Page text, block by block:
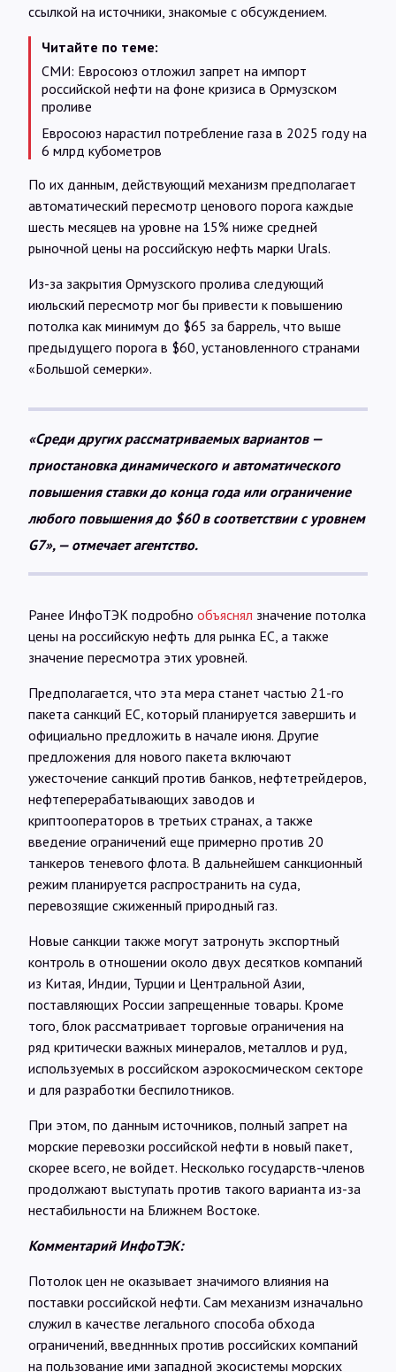
ссылкой на источники, знакомые с обсуждением.
Читайте по теме:
СМИ: Евросоюз отложил запрет на импорт
российской нефти на фоне кризиса в Ормузском
проливе
Евросоюз нарастил потребление газа в 2025 году на
6 млрд кубометров
По их данным, действующий механизм предполагает
автоматический пересмотр ценового порога каждые
шесть месяцев на уровне на 15% ниже средней
рыночной цены на российскую нефть марки Urals.
Из-за закрытия Ормузского пролива следующий
июльский пересмотр мог бы привести к повышению
потолка как минимум до $65 за баррель, что выше
предыдущего порога в $60, установленного странами
«Большой семерки».
«Среди других рассматриваемых вариантов —
приостановка динамического и автоматического
повышения ставки до конца года или ограничение
любого повышения до $60 в соответствии с уровнем
G7», — отмечает агентство.
Ранее ИнфоТЭК подробно объяснял значение потолка
цены на российскую нефть для рынка ЕС, а также
значение пересмотра этих уровней.
Предполагается, что эта мера станет частью 21-го
пакета санкций ЕС, который планируется завершить и
официально предложить в начале июня. Другие
предложения для нового пакета включают
ужесточение санкций против банков, нефтетрейдеров,
нефтеперерабатывающих заводов и
криптооператоров в третьих странах, а также
введение ограничений еще примерно против 20
танкеров теневого флота. В дальнейшем санкционный
режим планируется распространить на суда,
перевозящие сжиженный природный газ.
Новые санкции также могут затронуть экспортный
контроль в отношении около двух десятков компаний
из Китая, Индии, Турции и Центральной Азии,
поставляющих России запрещенные товары. Кроме
того, блок рассматривает торговые ограничения на
ряд критически важных минералов, металлов и руд,
используемых в российском аэрокосмическом секторе
и для разработки беспилотников.
При этом, по данным источников, полный запрет на
морские перевозки российской нефти в новый пакет,
скорее всего, не войдет. Несколько государств-членов
продолжают выступать против такого варианта из-за
нестабильности на Ближнем Востоке.
Комментарий ИнфоТЭК:
Потолок цен не оказывает значимого влияния на
поставки российской нефти. Сам механизм изначально
служил в качестве легального способа обхода
ограничений, введннных против российских компаний
на пользование ими западной экосистемы морских